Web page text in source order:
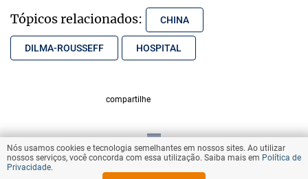
Tópicos relacionados: CHINA
DILMA-ROUSSEFF HOSPITAL
compartilhe
VOLTAR AO TOPO
Nós usamos cookies e tecnologia semelhantes em nossos sites. Ao utilizar
nossos serviços, você concorda com essa utilização. Saiba mais em Política de
Privacidade.